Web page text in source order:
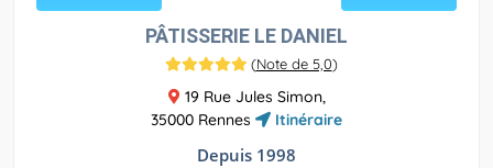
PÂTISSERIE LE DANIEL
(Note de 5,0)
19 Rue Jules Simon,
35000 Rennes
Itinéraire
Depuis 1998